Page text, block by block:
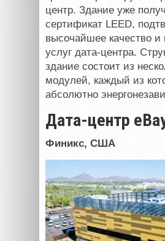
центр. Здание уже
сертификат LEED,
высочайшее качество и
услуг дата-центра.
здание состоит из
модулей, каждый из
абсолютно
Дата-центр
Финикс, США